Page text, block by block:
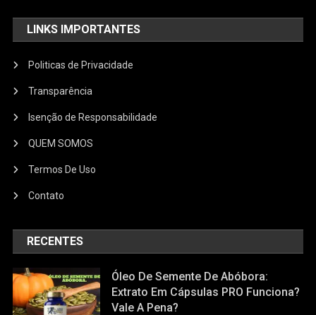
LINKS IMPORTANTES
Politicas de Privacidade
Transparência
Isenção de Responsabilidade
QUEM SOMOS
Termos De Uso
Contato
RECENTES
Óleo De Semente De Abóbora:
Extrato Em Cápsulas PRO Funciona?
Vale A Pena?